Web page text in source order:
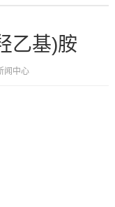
乙基)胺
闻中心